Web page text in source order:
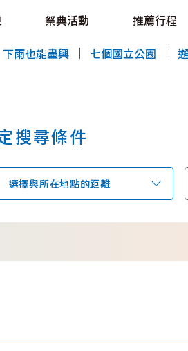
祭典活動
推薦行程
下雨也能盡興 七個國立公園
特輯
溫泉
祭典活動
推薦行程
區域指南
預約
依旅遊主題搜尋
搜尋條件
選擇與所在地點的距離